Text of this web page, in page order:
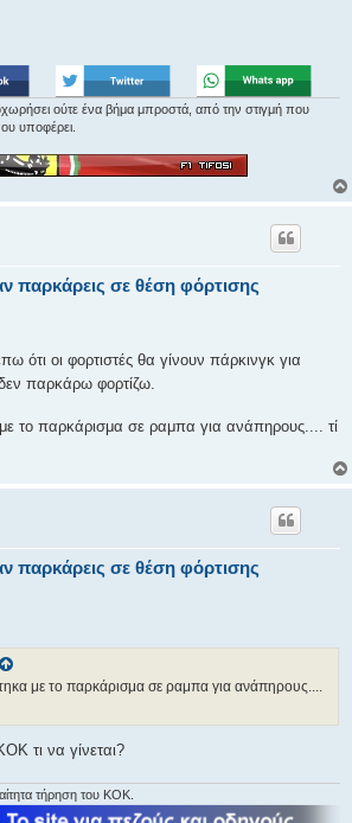
ούτε ένα βήμα μπροστά, από την στιγμή που
υποφέρει.
παρκάρεις σε θέση φόρτισης
ότι οι φορτιστές θα γίνουν πάρκινγκ για
παρκάρω φορτίζω.
το παρκάρισμα σε ραμπα για ανάπηρους.... τί
παρκάρεις σε θέση φόρτισης
με το παρκάρισμα σε ραμπα για ανάπηρους....
τι να γίνεται?
τήρηση του ΚΟΚ.